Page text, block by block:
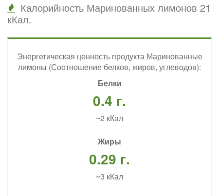
Калорийность Маринованных лимонов 21
кКал.
Энергетическая ценность продукта Маринованные
лимоны (Соотношение белков, жиров, углеводов):
Белки
0.4 г.
~2 кКал
Жиры
0.29 г.
~3 кКал